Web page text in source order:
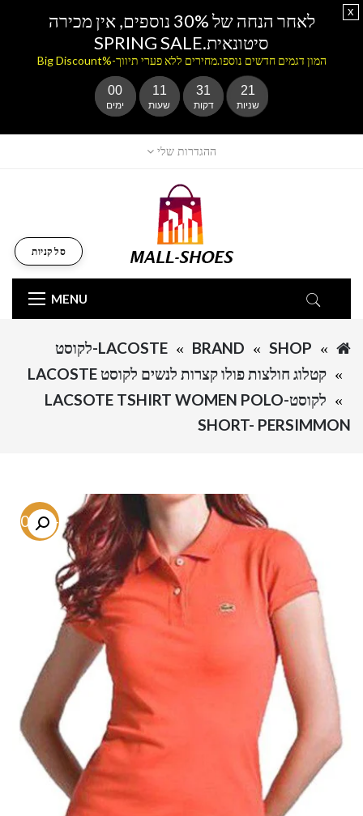
ההגדרות שלי
MENU
סל קניות
SHOP
BRAND
LACOSTE-לקוסט
קטלוג חולצות פולו קצרות לנשים לקוסט LACOSTE
לקוסט-LACSOTE TSHIRT WOMEN POLO
SHORT- PERSIMMON
-70.2%
לאחר הנחה של 30% נוספים, אין מכירה
סיטונאית.SPRING SALE
המון דגמים חדשים נוספו.מחירים ללא פערי תיווך-%Big Discount
00
ימים
11
שעות
31
דקות
21
שניות
x